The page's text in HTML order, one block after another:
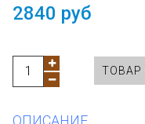
2840 руб
ТОВАР
ОПИСАНИЕ